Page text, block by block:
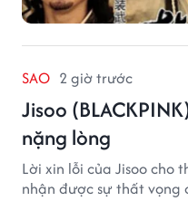
SAO 2 giờ trước
Jisoo
nặng lòng
Lời xin lỗi của Jisoo cho
nhận được sự thất vọng